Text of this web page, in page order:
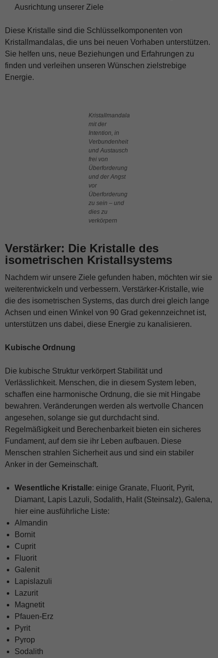
Ausrichtung unserer Ziele
Diese Kristalle sind die Schlüsselkomponenten von
Kristallmandalas, die uns bei neuen Vorhaben unterstützen.
Sie helfen uns, neue Beziehungen und Erfahrungen zu
finden und verleihen unseren Wünschen zielstrebige
Energie.
Kristallmandala
mit der
Intention, in
Verbundenheit
und Austausch
frei von
Überforderung
und der Angst
vor
Überforderung
zu sein – und
dies zu
verkörpern
Verstärker: Die Kristalle des
isometrischen Kristallsystems
Nachdem wir unsere Ziele gefunden haben, möchten wir sie
weiterentwickeln und verbessern. Verstärker-Kristalle, wie
die des isometrischen Systems, das durch drei gleich lange
Achsen und einen Winkel von 90 Grad gekennzeichnet ist,
unterstützen uns dabei, diese Energie zu kanalisieren.
Kubische Ordnung
Die kubische Struktur verkörpert Stabilität und
Verlässlichkeit. Menschen, die in diesem System leben,
schaffen eine harmonische Ordnung, die sie mit Hingabe
bewahren. Veränderungen werden als wertvolle Chancen
angesehen, solange sie gut durchdacht sind.
Regelmäßigkeit und Berechenbarkeit bieten ein sicheres
Fundament, auf dem sie ihr Leben aufbauen. Diese
Menschen strahlen Sicherheit aus und sind ein stabiler
Anker in der Gemeinschaft.
Wesentliche Kristalle: einige Granate, Fluorit, Pyrit,
Diamant, Lapis Lazuli, Sodalith, Halit (Steinsalz), Galena,
hier eine ausführliche Liste:
Almandin
Bornit
Cuprit
Fluorit
Galenit
Lapislazuli
Lazurit
Magnetit
Pfauen-Erz
Pyrit
Pyrop
Sodalith
Performance
Damit unsere
Website
während Ihres
Besuchs so
ablehnen,
Funktionen
von der
Werbung
wir für
Werbezwecke
und deren